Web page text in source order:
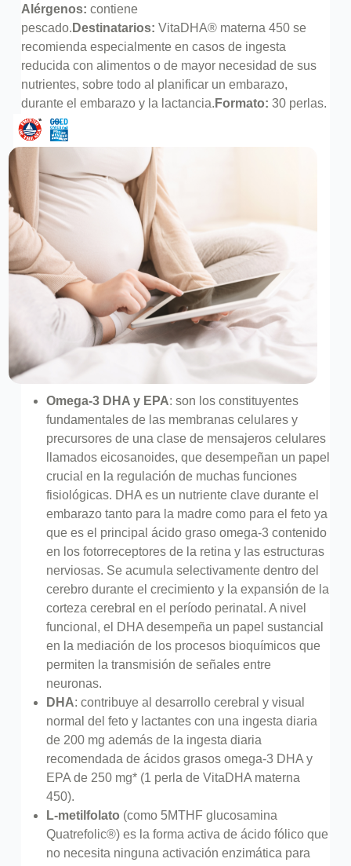
Alérgenos: contiene
pescado. Destinatarios: VitaDHA® materna 450 se
recomienda especialmente en casos de ingesta
reducida con alimentos o de mayor necesidad de sus
nutrientes, sobre todo al planificar un embarazo,
durante el embarazo y la lactancia. Formato: 30 perlas.
Omega-3 DHA y EPA: son los constituyentes
fundamentales de las membranas celulares y
precursores de una clase de mensajeros celulares
llamados eicosanoides, que desempeñan un papel
crucial en la regulación de muchas funciones
fisiológicas. DHA es un nutriente clave durante el
embarazo tanto para la madre como para el feto ya
que es el principal ácido graso omega-3 contenido
en los fotorreceptores de la retina y las estructuras
nerviosas. Se acumula selectivamente dentro del
cerebro durante el crecimiento y la expansión de la
corteza cerebral en el período perinatal. A nivel
funcional, el DHA desempeña un papel sustancial
en la mediación de los procesos bioquímicos que
permiten la transmisión de señales entre
neuronas.
DHA: contribuye al desarrollo cerebral y visual
normal del feto y lactantes con una ingesta diaria
de 200 mg además de la ingesta diaria
recomendada de ácidos grasos omega-3 DHA y
EPA de 250 mg* (1 perla de VitaDHA materna
450).
L-metilfolato (como 5MTHF glucosamina
Quatrefolic®) es la forma activa de ácido fólico que
no necesita ninguna activación enzimática para